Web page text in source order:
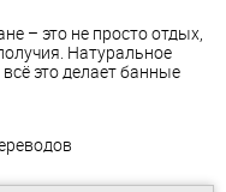
– это не просто отдых,
Натуральное
это делает банные